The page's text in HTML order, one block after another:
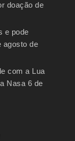
doação de
e pode
agosto de
com a Lua
Nasa 6 de